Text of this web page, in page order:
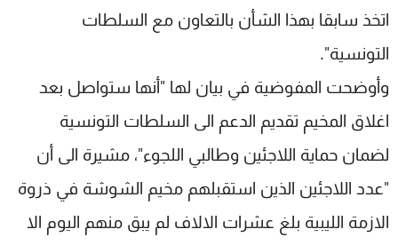
اتخذ سابقا بهذا الشأن بالتعاون مع السلطات
التونسية".
وأوضحت المفوضية في بيان لها "أنها ستواصل بعد
اغلاق المخيم تقديم الدعم الى السلطات التونسية
لضمان حماية اللاجئين وطالبي اللجوء"، مشيرة الى أن
"عدد اللاجئين الذين استقبلهم مخيم الشوشة في ذروة
الازمة الليبية بلغ عشرات الالاف لم يبق منهم اليوم الا
سياسة الخصوصية